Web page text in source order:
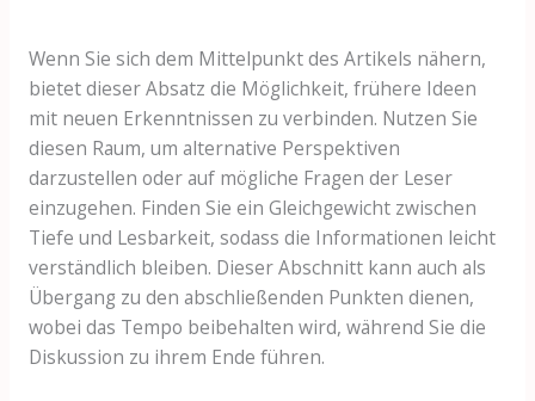
Wenn Sie sich dem Mittelpunkt des Artikels nähern,
bietet dieser Absatz die Möglichkeit, frühere Ideen
mit neuen Erkenntnissen zu verbinden. Nutzen Sie
diesen Raum, um alternative Perspektiven
darzustellen oder auf mögliche Fragen der Leser
einzugehen. Finden Sie ein Gleichgewicht zwischen
Tiefe und Lesbarkeit, sodass die Informationen leicht
verständlich bleiben. Dieser Abschnitt kann auch als
Übergang zu den abschließenden Punkten dienen,
wobei das Tempo beibehalten wird, während Sie die
Diskussion zu ihrem Ende führen.